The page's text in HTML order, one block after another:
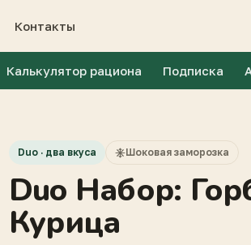
Контакты
Калькулятор рациона Подписка
Duo · два вкуса Шоковая заморозка
Duo Набор:
Курица